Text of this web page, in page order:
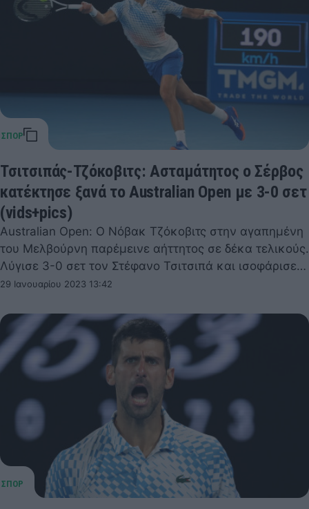
Τσιτσιπάς-Τζόκοβιτς: Ασταμάτητος ο Σέρβος
κατέκτησε ξανά το Australian Open με 3-0 σετ
(vids+pics)
Australian Open: Ο Νόβακ Τζόκοβιτς στην αγαπημένη
του Μελβούρνη παρέμεινε αήττητος σε δέκα τελικούς.
Λύγισε 3-0 σετ τον Στέφανο Τσιτσιπά και ισοφάρισε…
29 Ιανουαρίου 2023 13:42